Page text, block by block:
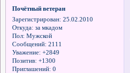
Почётный ветеран
Зарегистрирован: 25.02.2010
Откуда: за мкадом
Пол: Мужской
Сообщений: 2111
Уважение: +2849
Позитив: +1300
Приглашений: 0